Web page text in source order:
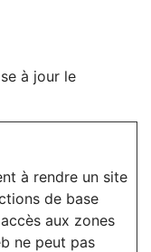
à jour le
à rendre un site
de base
aux zones
ne peut pas